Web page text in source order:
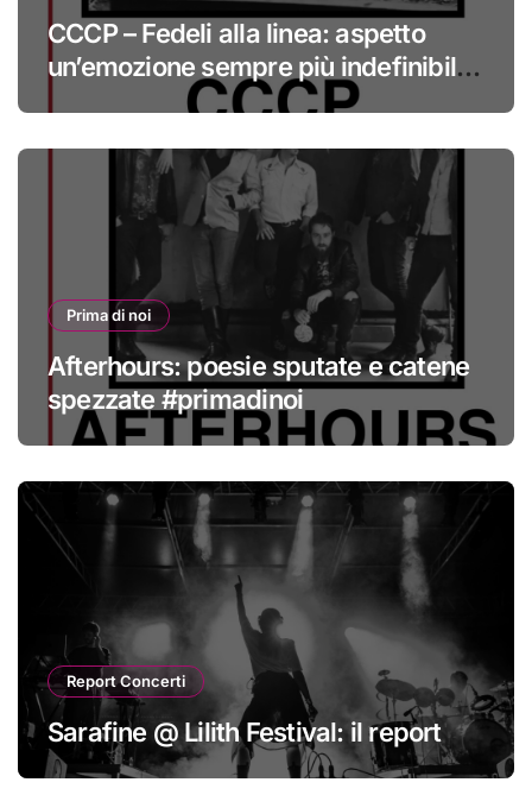
CCCP – Fedeli alla linea: aspetto
un’emozione sempre più indefinibile
#primadinoi
Prima di noi
Afterhours: poesie sputate e catene
spezzate #primadinoi
Report Concerti
Sarafine @ Lilith Festival: il report